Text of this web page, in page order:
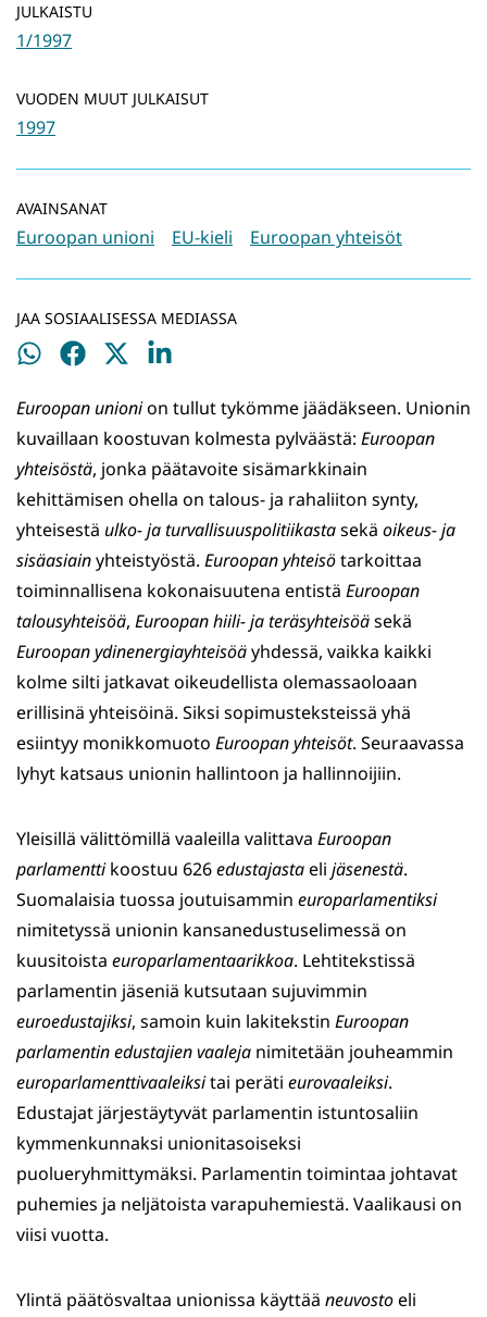
JULKAISTU
1/1997
VUODEN MUUT JULKAISUT
1997
AVAINSANAT
Euroopan unioni EU-kieli Euroopan yhteisöt
JAA SOSIAALISESSA MEDIASSA
Jaa
Jaa
Jaa
Jaa
Euroopan unionion tullut tykömme jäädäkseen. Unionin
kuvaillaan koostuvan kolmesta pylväästä: Euroopan
yhteisöstä, jonka päätavoite sisämarkkinain
kehittämisen ohella on talous- ja rahaliiton synty,
yhteisestä ulko- ja turvallisuuspolitiikastasekä oikeus- ja
sisäasiainyhteistyöstä. Euroopan yhteisötarkoittaa
toiminnallisena kokonaisuutena entistä Euroopan
talousyhteisöä, Euroopan hiili- ja teräsyhteisöäsekä
Euroopan ydinenergiayhteisöäyhdessä, vaikka kaikki
kolme silti jatkavat oikeudellista olemassaoloaan
erillisinä yhteisöinä. Siksi sopimusteksteissä yhä
esiintyy monikkomuoto Euroopan yhteisöt. Seuraavassa
lyhyt katsaus unionin hallintoon ja hallinnoijiin.
Yleisillä välittömillä vaaleilla valittava Euroopan
parlamenttikoostuu 626edustajastaeli jäsenestä.
Suomalaisia tuossa joutuisammin europarlamentiksi
nimitetyssä unionin kansanedustuselimessä on
kuusitoista europarlamentaarikkoa. Lehtitekstissä
parlamentin jäseniä kutsutaan sujuvimmin
euroedustajiksi, samoin kuin lakitekstin Euroopan
parlamentin edustajien vaaleja nimitetään jouheammin
europarlamenttivaaleiksitai peräti eurovaaleiksi.
Edustajat järjestäytyvät parlamentin istuntosaliin
kymmenkunnaksi unionitasoiseksi
puolueryhmittymäksi. Parlamentin toimintaa johtavat
puhemies ja neljätoista varapuhemiestä. Vaalikausi on
viisi vuotta.
Ylintä päätösvaltaa unionissa käyttää neuvostoeli